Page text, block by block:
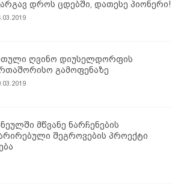
დროს ცდებში, დათესე პიონერი!
ღვინო დიუსელდორფის
გამოფენაზე
მწვანე ნარჩენების
შეგროვების პროექტი